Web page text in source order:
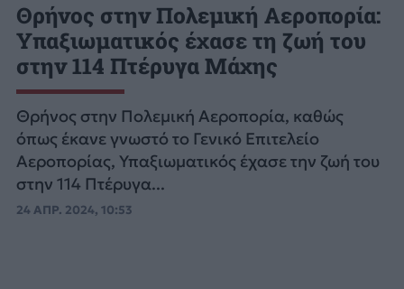
Θρήνος στην Πολεμική Αεροπορία:
Υπαξιωματικός έχασε τη ζωή του
στην 114 Πτέρυγα Μάχης
Θρήνος στην Πολεμική Αεροπορία, καθώς
όπως έκανε γνωστό το Γενικό Επιτελείο
Αεροπορίας, Υπαξιωματικός έχασε την ζωή του
στην 114 Πτέρυγα...
24 ΑΠΡ. 2024, 10:53